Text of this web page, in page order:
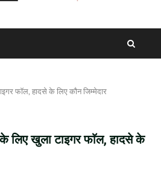
फाॅल, हादसे के लिए काैन जिम्मेदार
लिए खुला टाइगर फाॅल, हादसे के